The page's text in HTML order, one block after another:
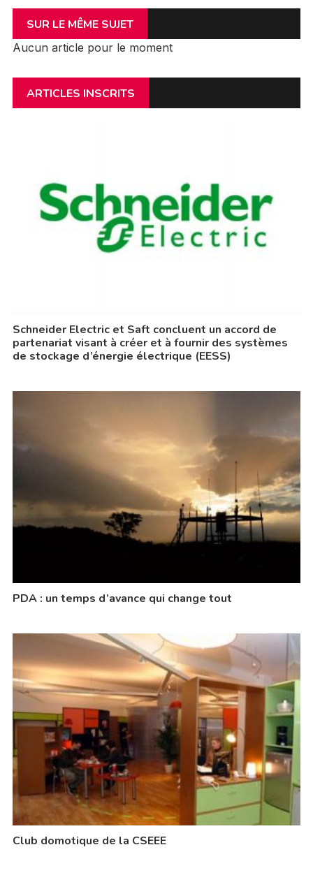
SUR LE MÊME SUJET
Aucun article pour le moment
ARTICLES INSCRITS
Schneider Electric et Saft concluent un accord de
partenariat visant à créer et à fournir des systèmes
de stockage d’énergie électrique (EESS)
PDA : un temps d’avance qui change tout
Club domotique de la CSEEE